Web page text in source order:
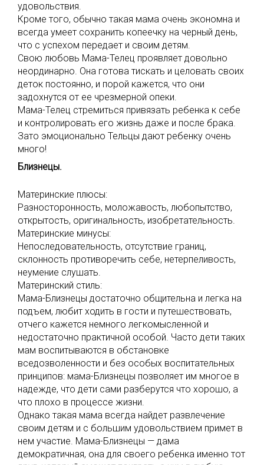
удовольствия.
Кроме того, обычно такая мама очень экономна и
всегда умеет сохранить копеечку на черный день,
что с успехом передает и своим детям.
Свою любовь Мама-Телец проявляет довольно
неординарно. Она готова тискать и целовать своих
деток постоянно, и порой кажется, что они
задохнутся от ее чрезмерной опеки.
Мама-Телец стремиться привязать ребенка к себе
и контролировать его жизнь даже и после брака.
Зато эмоционально Тельцы дают ребенку очень
много!
Близнецы.
Материнские плюсы:
Разносторонность, моложавость, любопытство,
открытость, оригинальность, изобретательность.
Материнские минусы:
Непоследовательность, отсутствие границ,
склонность противоречить себе, нетерпеливость,
неумение слушать.
Материнский стиль:
Мама-Близнецы достаточно общительна и легка на
подъем, любит ходить в гости и путешествовать,
отчего кажется немного легкомысленной и
недостаточно практичной особой. Часто дети таких
мам воспитываются в обстановке
вседозволенности и без особых воспитательных
принципов: мама-Близнецы позволяет им многое в
надежде, что дети сами разберутся что хорошо, а
что плохо в процессе жизни.
Однако такая мама всегда найдет развлечение
своим детям и с большим удовольствием примет в
нем участие. Мама-Близнецы — дама
демократичная, она для своего ребенка именно тот